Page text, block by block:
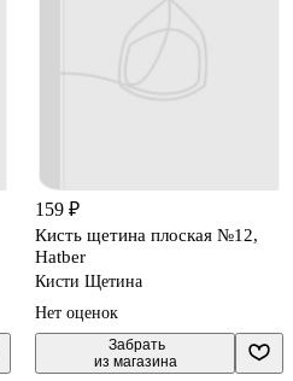
159 ₽
Кисть щетина плоская №12,
Hatber
Кисти Щетина
Нет оценок
Забрать
из магазина